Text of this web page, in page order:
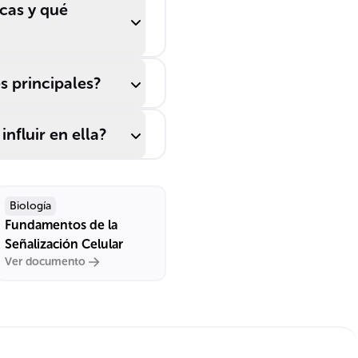
y qué
principales?
en ella?
Biología
Fundamentos de la
Señalización Celular
Ver documento